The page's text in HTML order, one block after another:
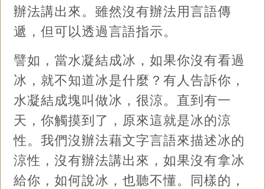
辦法講出來。雖然沒有辦法用言語傳
遞，但可以透過言語指示。
譬如，當水凝結成冰，如果你沒有看過
冰，就不知道冰是什麼？有人告訴你，
水凝結成塊叫做冰，很涼。直到有一
天，你觸摸到了，原來這就是冰的涼
性。我們沒辦法藉文字言語來描述冰的
涼性，沒有辦法講出來，如果沒有拿冰
給你，如何說冰，也聽不懂。同樣的，